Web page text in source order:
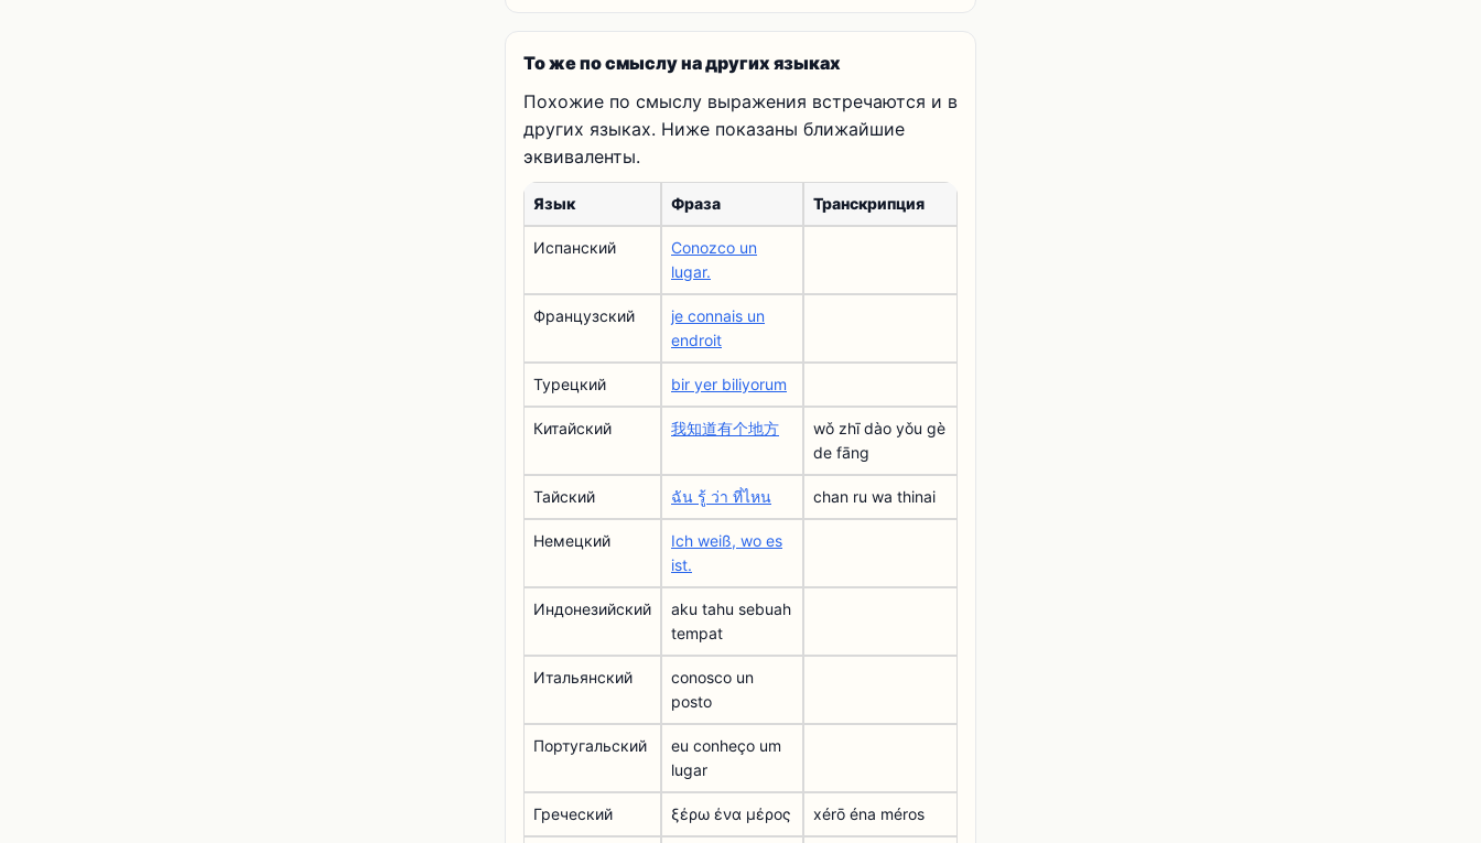
То же по смыслу на других языках
Похожие по смыслу выражения встречаются и в
других языках. Ниже показаны ближайшие
эквиваленты.
Язык Фраза Транскрипция
Испанский
Conozco un
lugar.
Французский
je connais un
endroit
Турецкий bir yer biliyorum
Китайский 我知道有个地方
wǒ zhī dào yǒu gè
de fāng
Тайский ฉัน รู้ ว่า ที่ไหน chan ru wa thinai
Немецкий
Ich weiß, wo es
ist.
Индонезийский
aku tahu sebuah
tempat
Итальянский
conosco un
posto
Португальский
eu conheço um
lugar
Греческий ξέρω ένα μέρος xérō éna méros